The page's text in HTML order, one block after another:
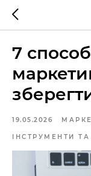
7
19.05.2026
ІНСТРУМЕНТИ